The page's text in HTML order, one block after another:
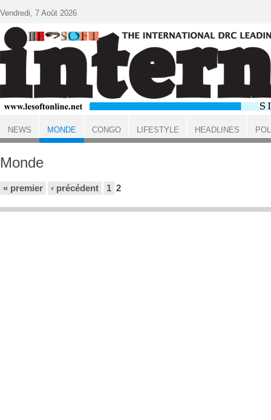
ACCUEIL
Monde
« premier ‹ précédent 1 2
Vendredi, 7 Août 2026
NEWS MONDE CONGO LIFESTYLE HEADLINES